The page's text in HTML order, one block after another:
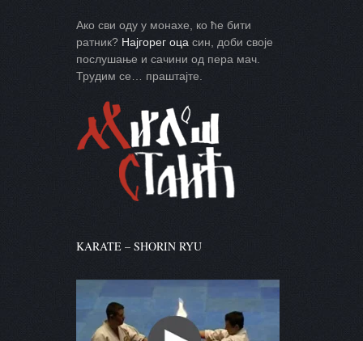
Ако сви оду у монахе, ко ће бити
ратник? Најгорег оца син, доби своје
послушање и сачини од пера мач.
Трудим се… праштајте.
KARATE – SHORIN RYU